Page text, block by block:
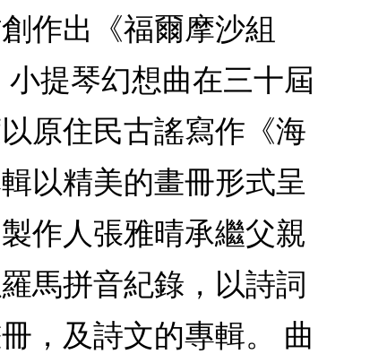
作出《福爾摩沙組
提琴幻想曲在三十屆
原住民古謠寫作《海
以精美的畫冊形式呈
作人張雅晴承繼父親
馬拼音紀錄，以詩詞
，及詩文的專輯。 曲